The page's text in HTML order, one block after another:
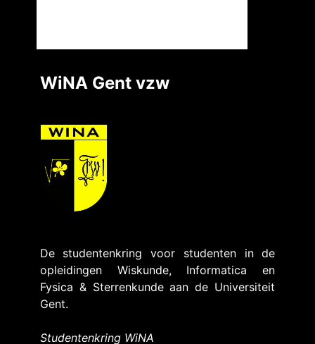
WiNA Gent vzw
De studentenkring voor studenten in de
opleidingen Wiskunde, Informatica en
Fysica & Sterrenkunde aan de Universiteit
Gent.
Studentenkring WiNA